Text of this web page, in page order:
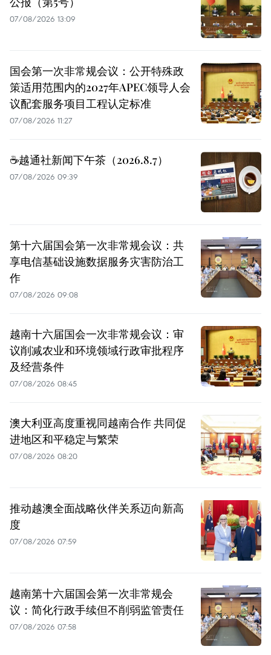
07/08/2026 13:09
国会第一次非常规会议：公开特殊政
策适用范围内的2027年APEC领导人会
议配套服务项目工程认定标准
07/08/2026 11:27
☕️越通社新闻下午茶（2026.8.7）
07/08/2026 09:39
第十六届国会第一次非常规会议：共
享电信基础设施数据服务灾害防治工
作
07/08/2026 09:08
越南十六届国会一次非常规会议：审
议削减农业和环境领域行政审批程序
及经营条件
07/08/2026 08:45
澳大利亚高度重视同越南合作 共同促
进地区和平稳定与繁荣
07/08/2026 08:20
推动越澳全面战略伙伴关系迈向新高
度
07/08/2026 07:59
越南第十六届国会第一次非常规会
议：简化行政手续但不削弱监管责任
07/08/2026 07:58